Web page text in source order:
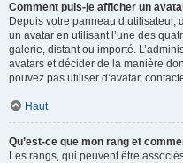
Comment puis-je afficher un
Depuis votre panneau
un avatar en utilisant l’une des
galerie, distant ou importé.
avatars et décider de la manière
pouvez pas utiliser d’avatar,
Haut
Qu’est-ce que mon rang et
Les rangs, qui peuvent être